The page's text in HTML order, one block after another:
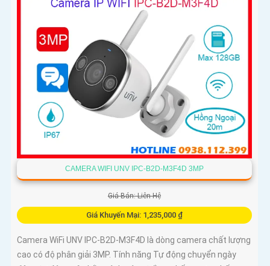
CAMERA WIFI UNV IPC-B2D-M3F4D 3MP
Giá Bán: Liên Hệ
Giá Khuyến Mại: 1,235,000 ₫
Camera WiFi UNV IPC-B2D-M3F4D là dòng camera chất lượng
cao có độ phân giải 3MP. Tính năng Tự động chuyển ngày